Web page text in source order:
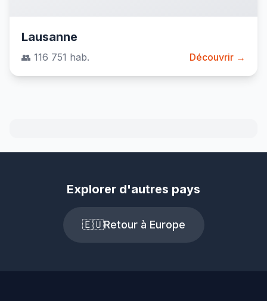
Lausanne
👥 116 751 hab. Découvrir →
Explorer d'autres pays
🇪🇺Retour à Europe